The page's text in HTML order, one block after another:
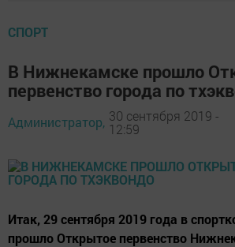
СПОРТ
В Нижнекамске прошло
первенство города по
Администратор, 30 сентября 2019 -
12:59
Итак, 29 сентября 2019 года в
прошло Открытое первенство